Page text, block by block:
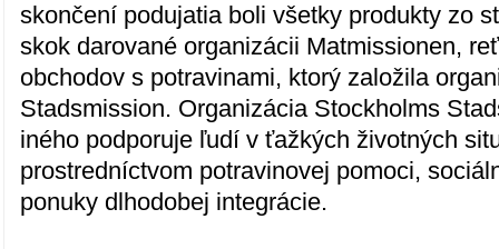
skončení podujatia boli všetky produkty zo
skok darované organizácii Matmissionen,
obchodov s potravinami, ktorý založila
Stadsmission. Organizácia Stockholms
iného podporuje ľudí v ťažkých životných
prostredníctvom potravinovej pomoci,
ponuky dlhodobej integrácie.